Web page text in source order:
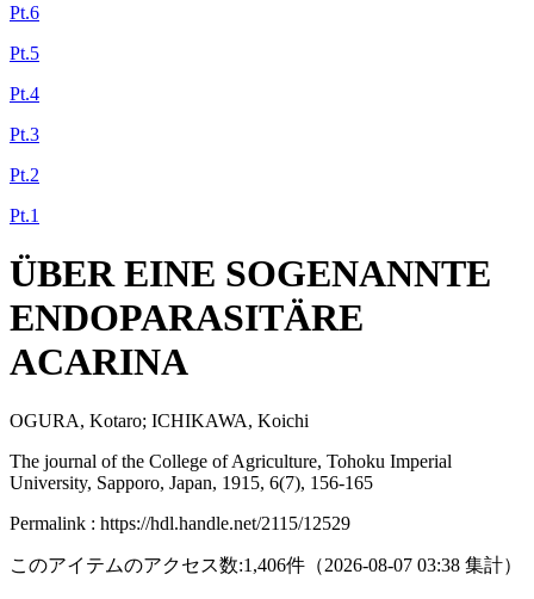
Pt.6
Pt.5
Pt.4
Pt.3
Pt.2
Pt.1
ÜBER EINE SOGENANNTE
ENDOPARASITÄRE
ACARINA
OGURA, Kotaro; ICHIKAWA, Koichi
The journal of the College of Agriculture, Tohoku Imperial
University, Sapporo, Japan, 1915, 6(7), 156-165
Permalink : https://hdl.handle.net/2115/12529
このアイテムのアクセス数:1,406件 （2026-08-07 03:38 集計）